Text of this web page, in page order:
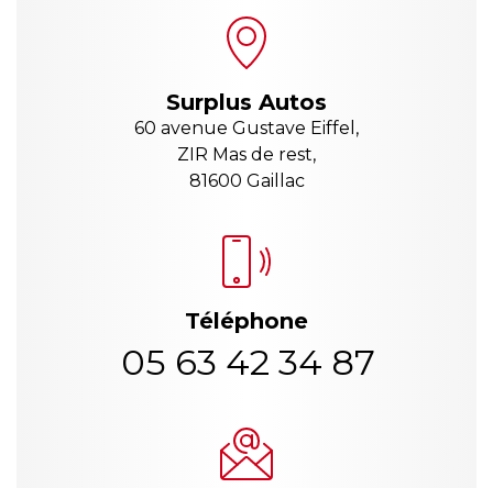
Surplus Autos
60 avenue Gustave Eiffel,
ZIR Mas de rest,
81600 Gaillac
Téléphone
05 63 42 34 87